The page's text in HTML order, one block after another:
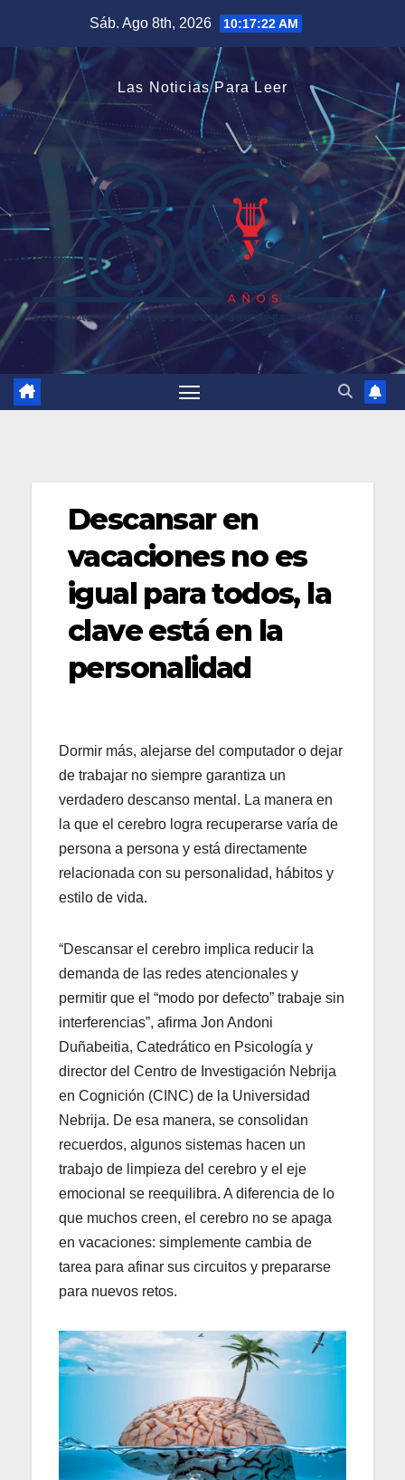
contenido
Sáb. Ago 8th, 2026 10:17:23 AM
Las Noticias Para Leer
Descansar en
vacaciones no es
igual para todos, la
clave está en la
personalidad
Dormir más, alejarse del computador o dejar
de trabajar no siempre garantiza un
verdadero descanso mental. La manera en
la que el cerebro logra recuperarse varía de
persona a persona y está directamente
relacionada con su personalidad, hábitos y
estilo de vida.
“Descansar el cerebro implica reducir la
demanda de las redes atencionales y
permitir que el “modo por defecto” trabaje sin
interferencias”, afirma Jon Andoni
Duñabeitia, Catedrático en Psicología y
director del Centro de Investigación Nebrija
en Cognición (CINC) de la Universidad
Nebrija. De esa manera, se consolidan
recuerdos, algunos sistemas hacen un
trabajo de limpieza del cerebro y el eje
emocional se reequilibra. A diferencia de lo
que muchos creen, el cerebro no se apaga
en vacaciones: simplemente cambia de
tarea para afinar sus circuitos y prepararse
para nuevos retos.